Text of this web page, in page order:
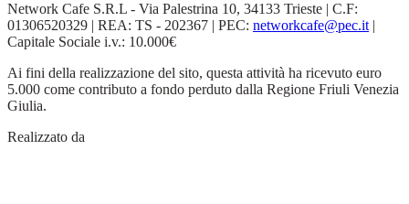
Network Cafe S.R.L - Via Palestrina 10, 34133 Trieste | C.F:
01306520329 | REA: TS - 202367 | PEC: networkcafe@pec.it |
Capitale Sociale i.v.: 10.000€
Ai fini della realizzazione del sito, questa attività ha ricevuto euro
5.000 come contributo a fondo perduto dalla Regione Friuli Venezia
Giulia.
Realizzato da